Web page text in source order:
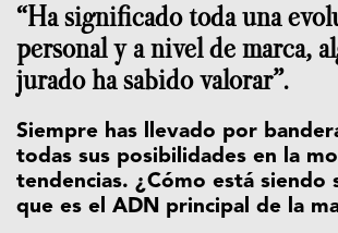
“Ha significado toda una
personal y a nivel de marca,
jurado ha sabido valorar”.
Siempre has llevado por
todas sus posibilidades en la
tendencias. ¿Cómo está siendo
que es el ADN principal de la